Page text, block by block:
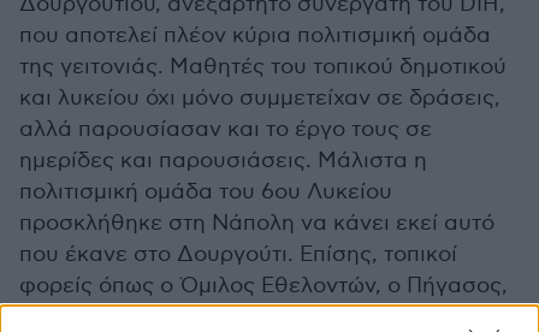
που αποτελεί πλέον κύρια πολιτισμική ομάδα
της γειτονιάς. Μαθητές του τοπικού δημοτικού
και λυκείου όχι μόνο συμμετείχαν σε δράσεις,
αλλά παρουσίασαν και το έργο τους σε
ημερίδες και παρουσιάσεις. Μάλιστα η
πολιτισμική ομάδα του 6ου Λυκείου
προσκλήθηκε στη Νάπολη να κάνει εκεί αυτό
που έκανε στο Δουργούτι. Επίσης, τοπικοί
φορείς όπως ο Όμιλος Εθελοντών, ο Πήγασος,